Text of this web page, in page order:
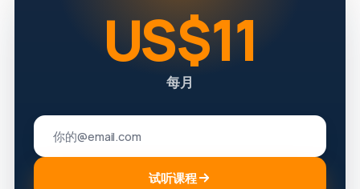
US$11
每月
试听课程